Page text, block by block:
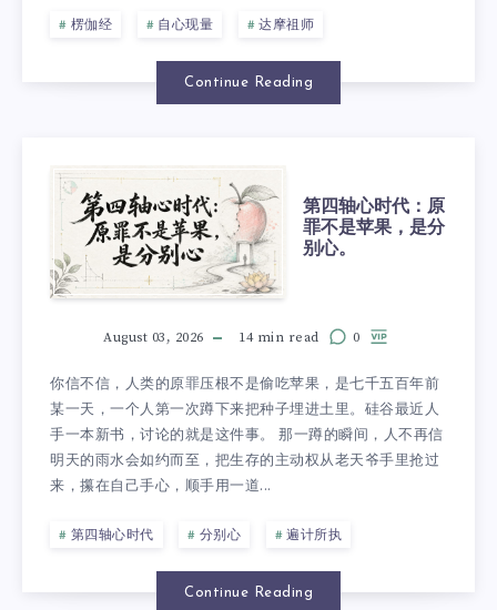
楞伽经 自心现量 达摩祖师
Continue Reading
第四轴心时代：原
罪不是苹果，是分
别心。
August 03, 2026 14 min read 0
你信不信，人类的原罪压根不是偷吃苹果，是七千五百年前
某一天，一个人第一次蹲下来把种子埋进土里。硅谷最近人
手一本新书，讨论的就是这件事。 那一蹲的瞬间，人不再信
明天的雨水会如约而至，把生存的主动权从老天爷手里抢过
来，攥在自己手心，顺手用一道...
第四轴心时代 分别心 遍计所执
Continue Reading